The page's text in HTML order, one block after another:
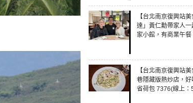
【台北南京復興站
達」黃仁勳帶家人
家小館，有商業午
【台北南京復興站
巷隱藏版熱炒店，
省荷包 7376(線上：